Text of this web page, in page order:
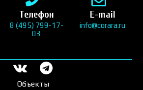
Телефон
8 (495) 799-17-
03
E-mail
info@corara.ru
Объекты